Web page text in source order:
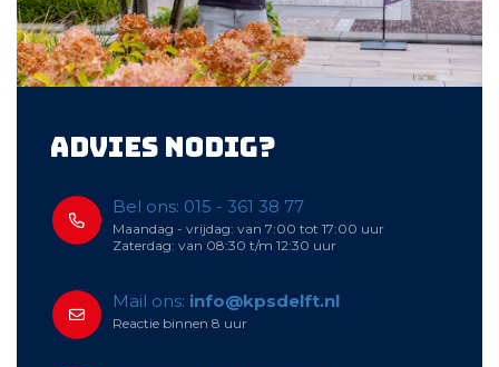
Advies nodig?
Bel ons: 015 - 361 38 77
Maandag - vrijdag: van 7:00 tot 17:00 uur
Zaterdag: van 08:30 t/m 12:30 uur
Mail ons: info@kpsdelft.nl
Reactie binnen 8 uur